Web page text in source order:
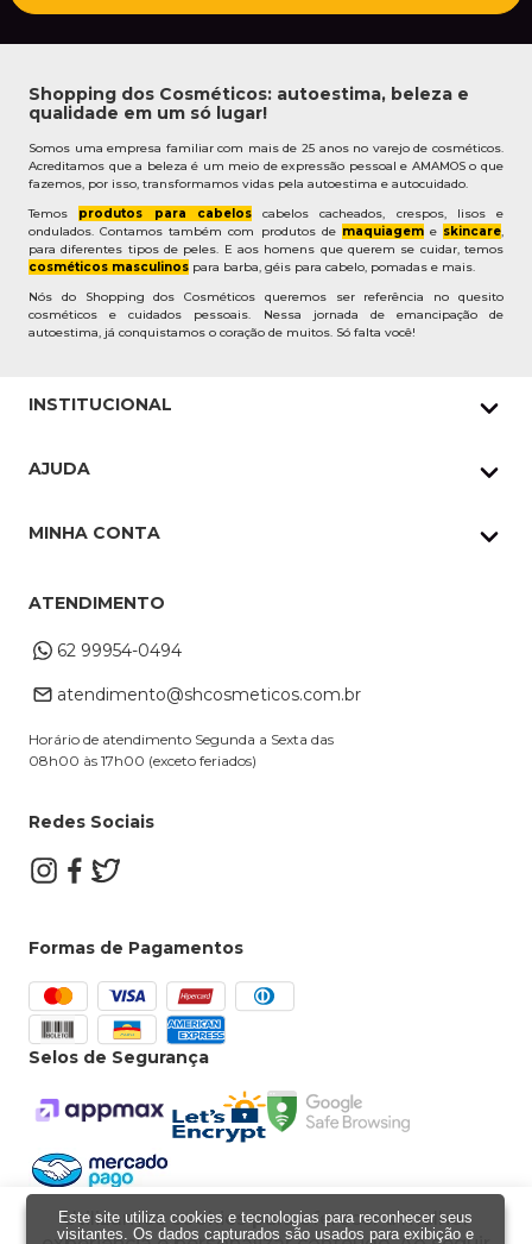
Shopping dos Cosméticos: autoestima, beleza e
qualidade em um só lugar!
Somos uma empresa familiar com mais de 25 anos no varejo de cosméticos.
Acreditamos que a beleza é um meio de expressão pessoal e AMAMOS o que
fazemos, por isso, transformamos vidas pela autoestima e autocuidado.
Temos produtos para cabeloscabelos cacheados, crespos, lisos e
ondulados. Contamos também com produtos de maquiageme skincare,
para diferentes tipos de peles. E aos homens que querem se cuidar, temos
cosméticos masculinos para barba, géis para cabelo, pomadas e mais.
Nós do Shopping dos Cosméticos queremos ser referência no quesito
cosméticos e cuidados pessoais. Nessa jornada de emancipação de
autoestima, já conquistamos o coração de muitos. Só falta você!
INSTITUCIONAL
Pedidos Whatsapp
Cupons
AJUDA
Troca e Devoluções
Dúvidas Frequentes
MINHA CONTA
Alterar Cadastro
ATENDIMENTO
62 99954-0494
atendimento@shcosmeticos.com.br
Horário de atendimento Segunda a Sexta das
08h00 às 17h00 (exceto feriados)
Redes Sociais
Formas de Pagamentos
Selos de Segurança
Powered byDeveloped by
Utilizamos cookies para oferecer a melhor
Este site utiliza cookies e tecnologias para reconhecer seus
visitantes. Os dados capturados são usados para exibição e